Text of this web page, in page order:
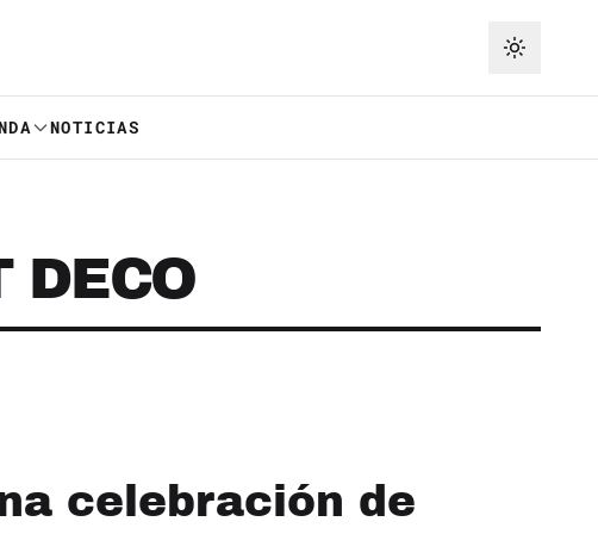
NOTICIAS
DECO
celebración de